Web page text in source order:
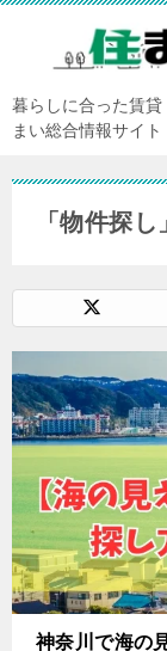
暮らしに合った賃
まい総合情報サイト
「物件探
神奈川で海の